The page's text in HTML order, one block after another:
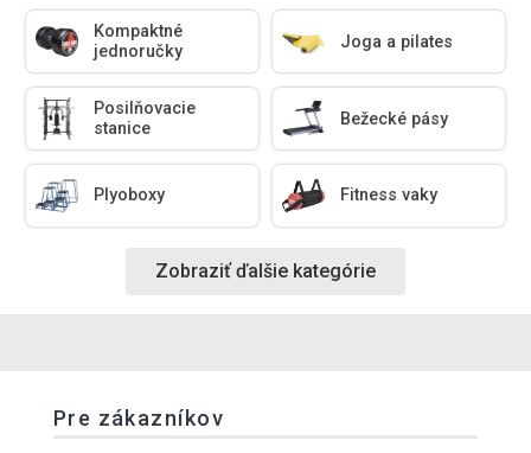
Kompaktné
jednoručky
Joga a pilates
Posilňovacie
stanice
Bežecké pásy
Plyoboxy Fitness vaky
Zobraziť ďalšie kategórie
Pre zákazníkov